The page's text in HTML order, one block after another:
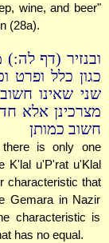
wine, and beer"
(28a).
ובנזיר (דף לה:)
כגון כלל ופרט
שני שאינו
מצרכינן אלא
חשוב כמותן
is only one
K'lal u'P'rat u'Klal
characteristic that
Gemara in Nazir
characteristic is
has no equal.